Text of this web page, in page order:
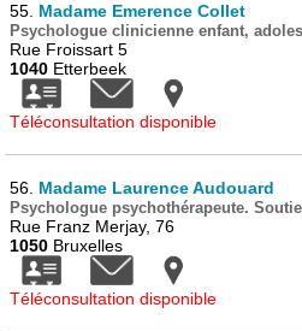
55. Madame Emerence Collet
Psychologue clinicienne enfant,
Rue Froissart 5
1040 Etterbeek
Téléconsultation disponible
56. Madame Laurence Audouard
Psychologue psychothérapeute.
Rue Franz Merjay, 76
1050 Bruxelles
Téléconsultation disponible